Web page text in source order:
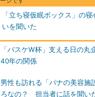
「立ち寝仮眠ボックス」の
いを聞いた
「バスケW杯」支える日の
40年の関係
男性も訪れる「パナの美容施
ろなの？ 担当者に話を聞い